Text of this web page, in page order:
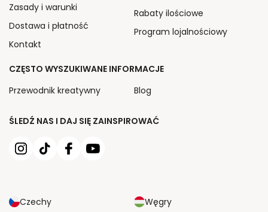
ŚLEDŹ NAS I DAJ SIĘ ZAINSPIROWAĆ
Czechy Węgry
Zasady i warunki
Dostawa i płatność
Kontakt
Rabaty ilościowe
Program lojalnościowy
CZĘSTO WYSZUKIWANE INFORMACJE
Przewodnik kreatywny
Blog